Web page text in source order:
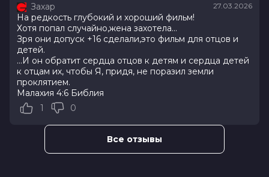
Оценка
Год
2025
Страна
Россия
Режиссер
Евгений Сангаджиев
Актеры
Евгений Ткачук, Евгений Стычкин,
Юлия Пересильд, Сергей Безруков,
Харенко, Шаня, Алексей Макаров,
Петр Хохлов, Елена Иванова
фантастика
Захар 27.03.2026
На редкость глубокий и хороший фильм!
Хотя попал случайно,жена захотела...
Зря они допуск +16 сделали,это фильм для отцов и
детей.
...И он обратит сердца отцов к детям и сердца детей
к отцам их, чтобы Я, придя, не поразил земли
проклятием.
Малахия 4:6 Библия
1
0
Все отзывы